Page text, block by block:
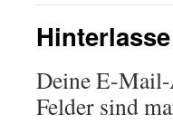
Deine E-
Felder sind